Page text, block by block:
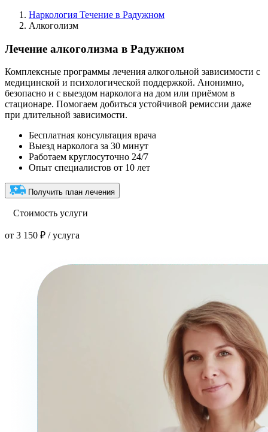
Наркология Течение в Радужном
Алкоголизм
Лечение алкоголизма в Радужном
Комплексные программы лечения алкогольной зависимости с
медицинской и психологической поддержкой. Анонимно,
безопасно и с выездом нарколога на дом или приёмом в
стационаре. Помогаем добиться устойчивой ремиссии даже
при длительной зависимости.
Бесплатная консультация врача
Выезд нарколога за 30 минут
Работаем круглосуточно 24/7
Опыт специалистов от 10 лет
Получить план лечения
Стоимость услуги
от 3 150 ₽ / услуга